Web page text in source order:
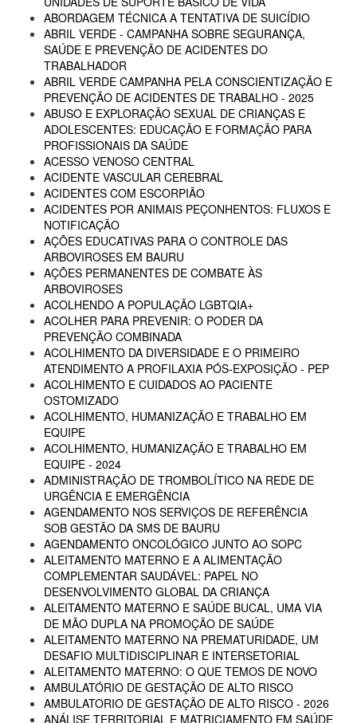
ABORDAGEM TÉCNICA A TENTATIVA DE SUICÍDIO
ABRIL VERDE - CAMPANHA SOBRE SEGURANÇA,
SAÚDE E PREVENÇÃO DE ACIDENTES DO
TRABALHADOR
ABRIL VERDE CAMPANHA PELA CONSCIENTIZAÇÃO E
PREVENÇÃO DE ACIDENTES DE TRABALHO - 2025
ABUSO E EXPLORAÇÃO SEXUAL DE CRIANÇAS E
ADOLESCENTES: EDUCAÇÃO E FORMAÇÃO PARA
PROFISSIONAIS DA SAÚDE
ACESSO VENOSO CENTRAL
ACIDENTE VASCULAR CEREBRAL
ACIDENTES COM ESCORPIÃO
ACIDENTES POR ANIMAIS PEÇONHENTOS: FLUXOS E
NOTIFICAÇÃO
AÇÕES EDUCATIVAS PARA O CONTROLE DAS
ARBOVIROSES EM BAURU
AÇÕES PERMANENTES DE COMBATE ÀS
ARBOVIROSES
ACOLHENDO A POPULAÇÃO LGBTQIA+
ACOLHER PARA PREVENIR: O PODER DA
PREVENÇÃO COMBINADA
ACOLHIMENTO DA DIVERSIDADE E O PRIMEIRO
ATENDIMENTO A PROFILAXIA PÓS-EXPOSIÇÃO - PEP
ACOLHIMENTO E CUIDADOS AO PACIENTE
OSTOMIZADO
ACOLHIMENTO, HUMANIZAÇÃO E TRABALHO EM
EQUIPE
ACOLHIMENTO, HUMANIZAÇÃO E TRABALHO EM
EQUIPE - 2024
ADMINISTRAÇÃO DE TROMBOLÍTICO NA REDE DE
URGÊNCIA E EMERGÊNCIA
AGENDAMENTO NOS SERVIÇOS DE REFERÊNCIA
SOB GESTÃO DA SMS DE BAURU
AGENDAMENTO ONCOLÓGICO JUNTO AO SOPC
ALEITAMENTO MATERNO E A ALIMENTAÇÃO
COMPLEMENTAR SAUDÁVEL: PAPEL NO
DESENVOLVIMENTO GLOBAL DA CRIANÇA
ALEITAMENTO MATERNO E SAÚDE BUCAL, UMA VIA
DE MÃO DUPLA NA PROMOÇÃO DE SAÚDE
ALEITAMENTO MATERNO NA PREMATURIDADE, UM
DESAFIO MULTIDISCIPLINAR E INTERSETORIAL
ALEITAMENTO MATERNO: O QUE TEMOS DE NOVO
AMBULATÓRIO DE GESTAÇÃO DE ALTO RISCO
AMBULATORIO DE GESTAÇÃO DE ALTO RISCO - 2026
ANÁLISE TERRITORIAL E MATRICIAMENTO EM SAÚDE